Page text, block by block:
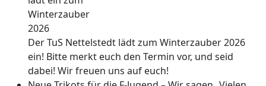
Der TuS Nettelstedt lädt zum Winterzauber 2026
ein! Bitte merkt euch den Termin vor, und seid
dabei! Wir freuen uns auf euch!